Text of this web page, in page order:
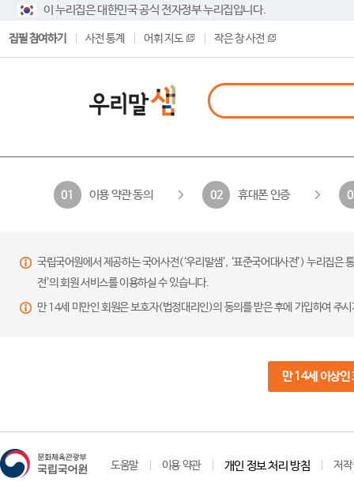
이 누리집은 대한민국 공식 전자정부 누리집입니다.
집필 참여하기 사전 통계 어휘 지도 작은 창 사전
01 이용 약관 동의 02 휴대폰 인증
국립국어원에서 제공하는 국어사전(‘우리말샘’, ‘표준국어대사전’) 누리집
전’의 회원 서비스를 이용하실 수 있습니다.
만 14세 미만인 회원은 보호자(법정대리인)의 동의를 받은 후에 가입하여 주
만 14세 이상인
도움말 이용 약관 개인 정보 처리 방침 저